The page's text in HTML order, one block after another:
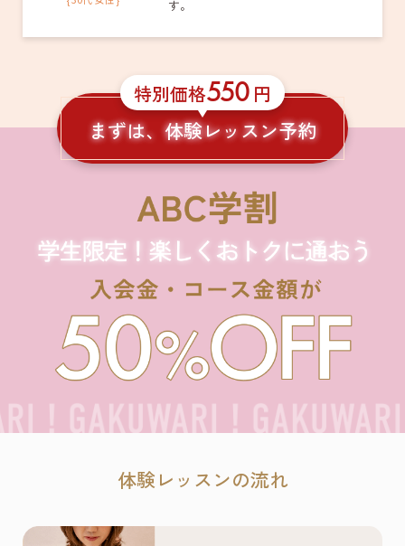
す。
特別価格550 円
まずは、体験レッスン予約
体験レッスンの流れ